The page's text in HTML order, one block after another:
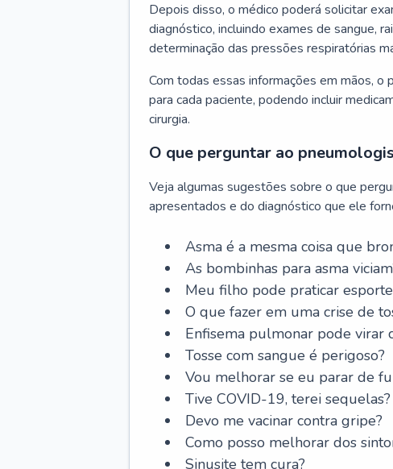
Depois disso, o médico poderá solicitar
diagnóstico, incluindo exames de sangue,
determinação das pressões respiratórias
Com todas essas informações em mãos,
para cada paciente, podendo incluir
cirurgia.
O que perguntar ao
Veja algumas sugestões sobre o que
apresentados e do diagnóstico que ele
Asma é a mesma coisa que
As bombinhas para asma
Meu filho pode praticar
O que fazer em uma crise de
Enfisema pulmonar pode virar
Tosse com sangue é perigoso?
Vou melhorar se eu parar de
Tive COVID-19, terei sequelas?
Devo me vacinar contra gripe?
Como posso melhorar dos
Sinusite tem cura?